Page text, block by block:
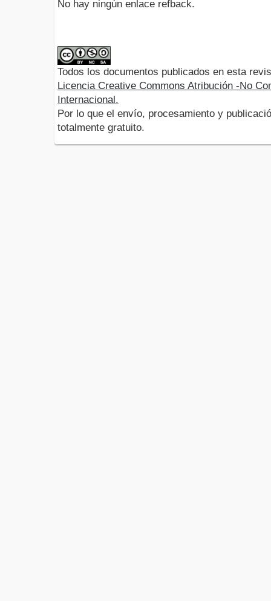
No hay ningún enlace refback.
Todos los documentos publicados en esta
Licencia Creative Commons Atribución -No
Internacional.
Por lo que el envío, procesamiento y
totalmente gratuito.